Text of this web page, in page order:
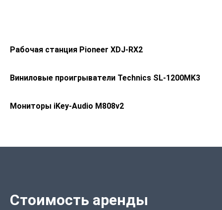
Рабочая станция Pioneer XDJ-RX2
Виниловые проигрыватели Technics SL-1200MK3
Мониторы iKey-Audio M808v2
Стоимость аренды